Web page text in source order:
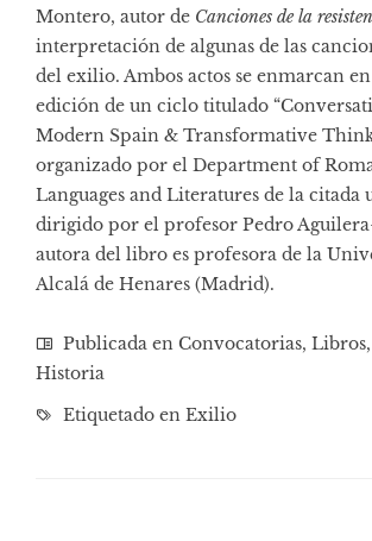
Montero, autor de Canciones de la
interpretación de algunas de las
del exilio. Ambos actos se enmarcan
edición de un ciclo titulado
Modern Spain & Transformative
organizado por el Department of
Languages and Literatures de la citada
dirigido por el profesor Pedro
autora del libro es profesora de la
Alcalá de Henares (Madrid).
Publicada en Convocatorias, Libros,
Historia
Etiquetado en Exilio